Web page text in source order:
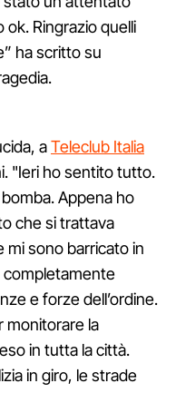
Ringrazio quelli
ha scritto su
aTeleclub Italia
"Ieri ho sentito tutto.
Appena ho
che si trattava
sono barricato in
completamente
e forze dell’ordine.
monitorare la
in tutta la città.
in giro, le strade